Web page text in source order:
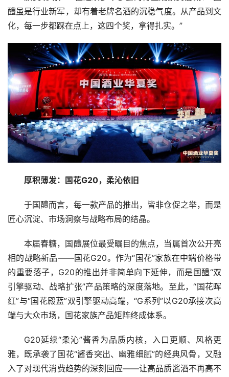
醴虽是行业新军，却有着老牌名酒的沉稳气度。从产品到文
化，每一步都踩在点上，这四个奖，拿得扎实。”
厚积薄发：国花G20，柔沁依旧
于国醴而言，每一款产品的推出，皆非仓促之举，而是
匠心沉淀、市场洞察与战略布局的结晶。
本届春糖，国醴展位最受瞩目的焦点，当属首次公开亮
相的战略新品——国花G20。作为“国花”家族在中端价格带
的重要落子，G20的推出并非简单向下延伸，而是国醴“双
引擎驱动、战略扩张”产品策略的深度落地。至此，“国花晖
红”与“国花殿蓝”双引擎驱动高端，“G系列”以G20承接次高
端与大众市场，国花家族产品矩阵终成体系。
G20延续“柔沁”酱香为品质内核，入口更顺、风格更
雅，既承袭了国花“酱香突出、幽雅细腻”的经典风骨，又融
入了对现代消费趋势的深刻回应——让高品质酱酒不再高不